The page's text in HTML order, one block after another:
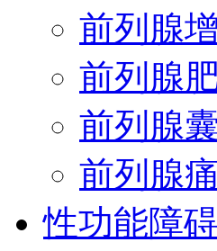
前列腺
前列腺
前列腺
前列腺痛
性功能障碍